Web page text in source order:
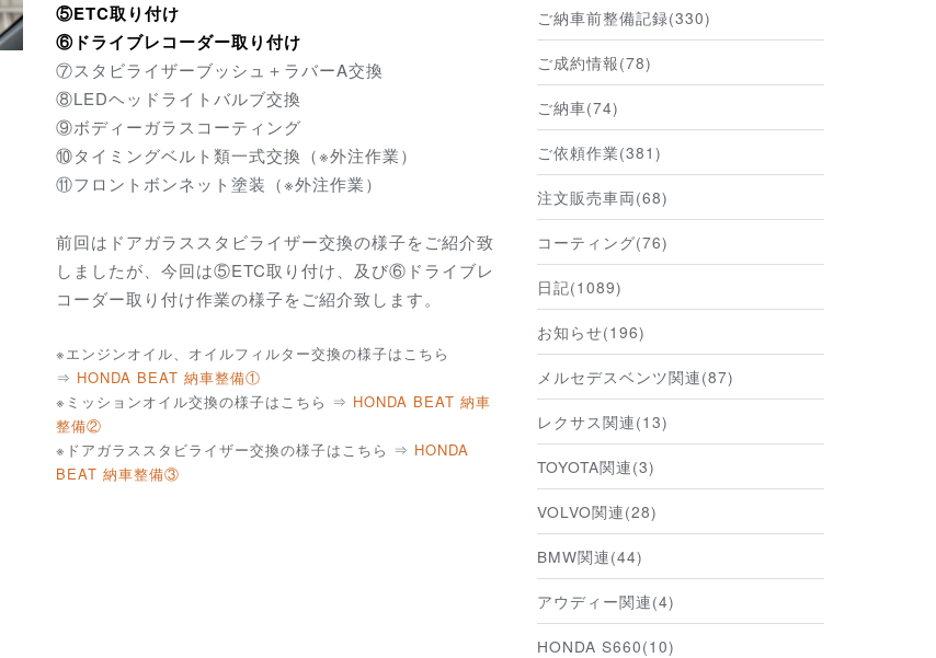
⑤ETC取り付け
⑥ドライブレコーダー取り付け
⑦スタビライザーブッシュ＋ラバーA交換
⑧LEDヘッドライトバルブ交換
⑨ボディーガラスコーティング
⑩タイミングベルト類一式交換（※外注作業）
⑪フロントボンネット塗装（※外注作業）
前回はドアガラススタビライザー交換の様子をご紹介致
しましたが、今回は⑤ETC取り付け、及び⑥ドライブレ
コーダー取り付け作業の様子をご紹介致します。
※エンジンオイル、オイルフィルター交換の様子はこちら
⇒ HONDA BEAT 納車整備①
※ミッションオイル交換の様子はこちら ⇒ HONDA BEAT 納車
整備②
※ドアガラススタビライザー交換の様子はこちら ⇒ HONDA
BEAT 納車整備③
ご納車前整備記録(330)
ご成約情報(78)
ご納車(74)
ご依頼作業(381)
注文販売車両(68)
コーティング(76)
日記(1089)
お知らせ(196)
メルセデスベンツ関連(87)
レクサス関連(13)
TOYOTA関連(3)
VOLVO関連(28)
BMW関連(44)
アウディー関連(4)
HONDA S660(10)